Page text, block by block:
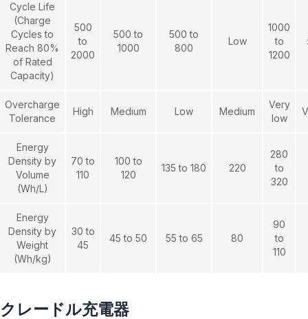
Cycle Life
(Charge
Cycles to
Reach 80%
of Rated
Capacity)
500
to
2000
500 to
1000
500 to
800
Low
1000
to
1200
Overcharge
Tolerance
High Medium Low Medium
Very
low
Energy
Density by
Volume
(Wh/L)
70 to
110
100 to
120
135 to 180 220
280
to
320
Energy
Density by
Weight
(Wh/kg)
30 to
45
45 to 50 55 to 65 80
90
to
110
クレードル充電器